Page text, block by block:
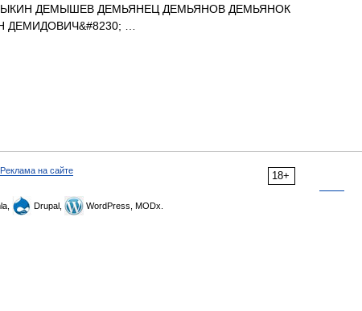
ДЕМЫШЕВ ДЕМЬЯНЕЦ ДЕМЬЯНОВ ДЕМЬЯНОК
…
18+
Реклама на сайте
Drupal, WordPress, MODx.